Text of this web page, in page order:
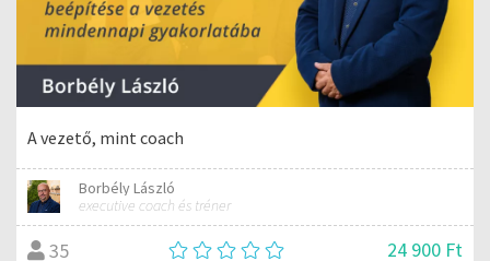
A vezető, mint coach
Borbély László
executive coach és tréner
35 24 900 Ft